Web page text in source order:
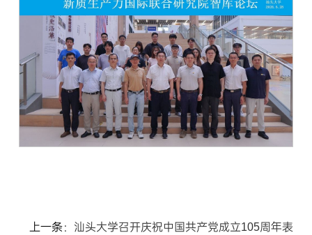
上一条： 汕头大学召开庆祝中国共产党成立105周年表